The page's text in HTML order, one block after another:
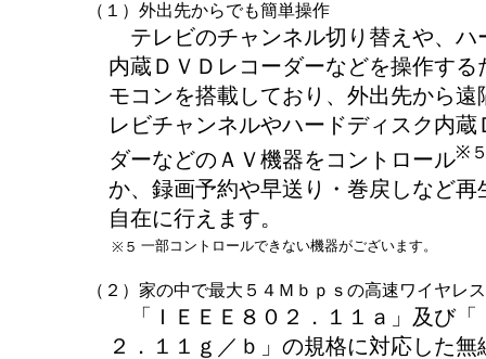
（１）外出先からでも簡単操作
テレビのチャンネル切り替えや、ハ
内蔵ＤＶＤレコーダーなどを操作する
モコンを搭載しており、外出先から遠
レビチャンネルやハードディスク内蔵
ダーなどのＡＶ機器をコントロール※
か、録画予約や早送り・巻戻しなど再
自在に行えます。
※５ 一部コントロールできない機器がございます。
（２）家の中で最大５４Ｍｂｐｓの高速ワイヤレ
「ＩＥＥＥ８０２．１１ａ」及び「
２．１１ｇ／ｂ」の規格に対応した無